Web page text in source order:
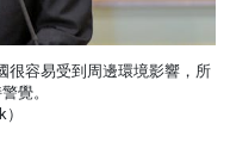
很容易受到周邊環境影響，所
覺。